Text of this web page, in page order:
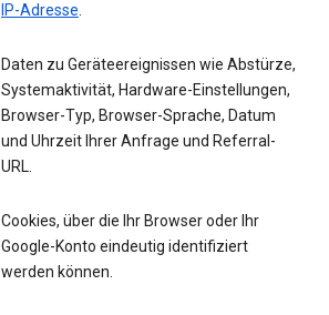
IP-Adresse.
Daten zu Geräteereignissen wie Abstürze,
Systemaktivität, Hardware-Einstellungen,
Browser-Typ, Browser-Sprache, Datum
und Uhrzeit Ihrer Anfrage und Referral-
URL.
Cookies, über die Ihr Browser oder Ihr
Google-Konto eindeutig identifiziert
werden können.